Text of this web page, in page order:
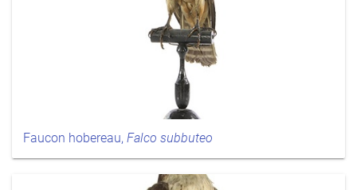
Faucon hobereau, Falco subbuteo